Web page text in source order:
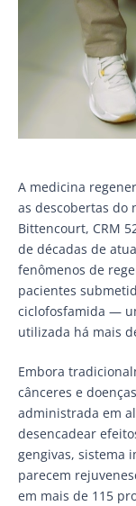
A medicina
as descobertas do
Bittencourt, CRM
de décadas de
fenômenos de
pacientes
ciclofosfamida —
utilizada há mais
Embora
cânceres e
administrada em
desencadear
gengivas, sistema
parecem
em mais de 115